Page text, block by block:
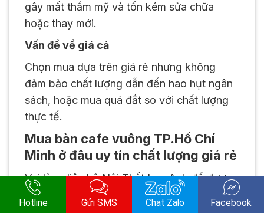
gây mất thẩm mỹ và tốn kém sửa chữa
hoặc thay mới.
Vấn đề về giá cả
Chọn mua dựa trên giá rẻ nhưng không
đảm bảo chất lượng dẫn đến hao hụt ngân
sách, hoặc mua quá đắt so với chất lượng
thực tế.
Mua bàn cafe vuông TP.Hồ Chí
Minh ở đâu uy tín chất lượng giá rẻ
Vui lòng liên hệ Nội Thất Lan Anh để được
tư vấn miễn phí, chọn lựa những mẫu bàn
Hotline Gửi SMS Chat Zalo Facebook